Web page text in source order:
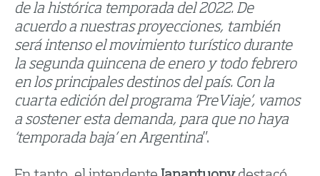
de la histórica temporada del 2022. De
acuerdo a nuestras proyecciones, también
será intenso el movimiento turístico durante
la segunda quincena de enero y todo febrero
en los principales destinos del país. Con la
cuarta edición del programa ‘PreViaje’, vamos
a sostener esta demanda, para que no haya
‘temporada baja’ en Argentina”.